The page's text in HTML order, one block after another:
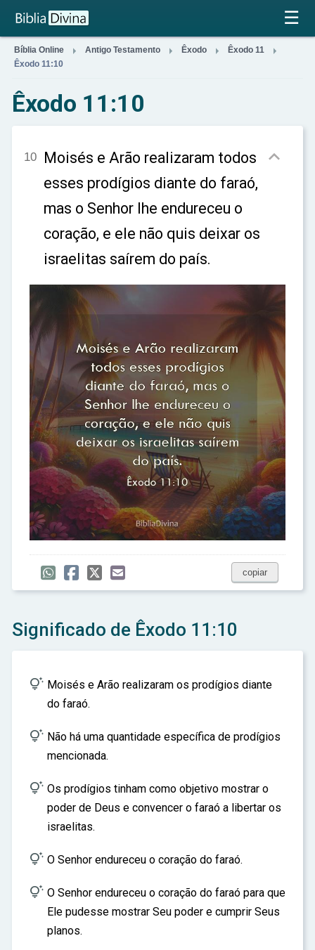
×
☰
Bíblia Online  Antigo Testamento  Êxodo  Êxodo 11 
Êxodo 11:10
Êxodo 11:10
10 Moisés e Arão realizaram todos
esses prodígios diante do faraó,
mas o Senhor lhe endureceu o
coração, e ele não quis deixar os
israelitas saírem do país.

copiar
Significado de Êxodo 11:10
 Moisés e Arão realizaram os prodígios diante
do faraó.
 Não há uma quantidade específica de prodígios
mencionada.
 Os prodígios tinham como objetivo mostrar o
poder de Deus e convencer o faraó a libertar os
israelitas.
 O Senhor endureceu o coração do faraó.
 O Senhor endureceu o coração do faraó para que
Ele pudesse mostrar Seu poder e cumprir Seus
planos.